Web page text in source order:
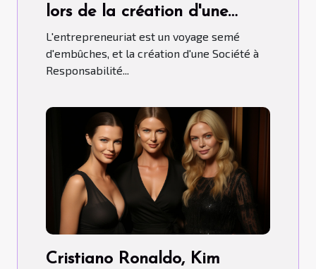
lors de la création d'une
SARL
L'entrepreneuriat est un voyage semé
d'embûches, et la création d'une Société à
Responsabilité...
Cristiano Ronaldo, Kim